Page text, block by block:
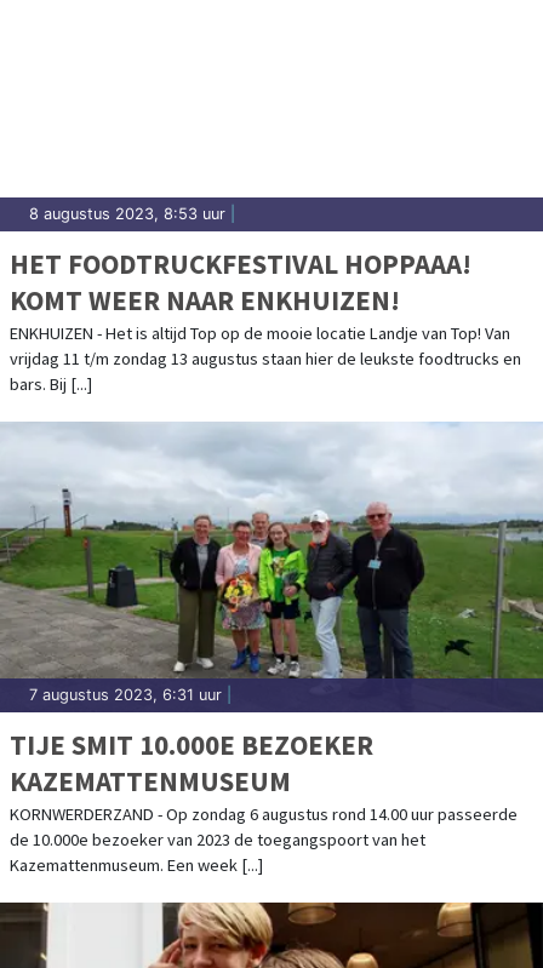
8 augustus 2023, 8:53 uur
HET FOODTRUCKFESTIVAL HOPPAAA!
KOMT WEER NAAR ENKHUIZEN!
ENKHUIZEN - Het is altijd Top op de mooie locatie Landje van Top! Van
vrijdag 11 t/m zondag 13 augustus staan hier de leukste foodtrucks en
bars. Bij [...]
7 augustus 2023, 6:31 uur
TIJE SMIT 10.000E BEZOEKER
KAZEMATTENMUSEUM
KORNWERDERZAND - Op zondag 6 augustus rond 14.00 uur passeerde
de 10.000e bezoeker van 2023 de toegangspoort van het
Kazemattenmuseum. Een week [...]